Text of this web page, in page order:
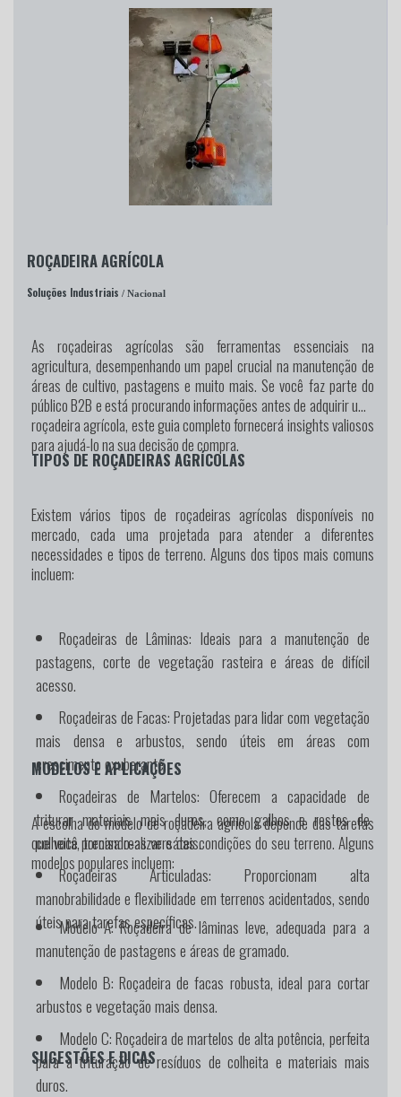
ROÇADEIRA AGRÍCOLA
Soluções Industriais / Nacional
As roçadeiras agrícolas são ferramentas essenciais na
agricultura, desempenhando um papel crucial na manutenção de
áreas de cultivo, pastagens e muito mais. Se você faz parte do
público B2B e está procurando informações antes de adquirir uma
roçadeira agrícola, este guia completo fornecerá insights valiosos
para ajudá-lo na sua decisão de compra.
TIPOS DE ROÇADEIRAS AGRÍCOLAS
Existem vários tipos de roçadeiras agrícolas disponíveis no
mercado, cada uma projetada para atender a diferentes
necessidades e tipos de terreno. Alguns dos tipos mais comuns
incluem:
Roçadeiras de Lâminas: Ideais para a manutenção de
pastagens, corte de vegetação rasteira e áreas de difícil
acesso.
Roçadeiras de Facas:Projetadas para lidar com vegetação
mais densa e arbustos, sendo úteis em áreas com
crescimento exuberante.
Roçadeiras de Martelos: Oferecem a capacidade de
triturar materiais mais duros, como galhos e restos de
colheita, tornando-as versáteis.
Roçadeiras Articuladas: Proporcionam alta
manobrabilidade e flexibilidade em terrenos acidentados, sendo
úteis para tarefas específicas.
MODELOS E APLICAÇÕES
A escolha do modelo de roçadeira agrícola depende das tarefas
que você precisa realizar e das condições do seu terreno. Alguns
modelos populares incluem:
Modelo A:Roçadeira de lâminas leve, adequada para a
manutenção de pastagens e áreas de gramado.
Modelo B: Roçadeira de facas robusta, ideal para cortar
arbustos e vegetação mais densa.
Modelo C:Roçadeira de martelos de alta potência, perfeita
para a trituração de resíduos de colheita e materiais mais
duros.
SUGESTÕES E DICAS